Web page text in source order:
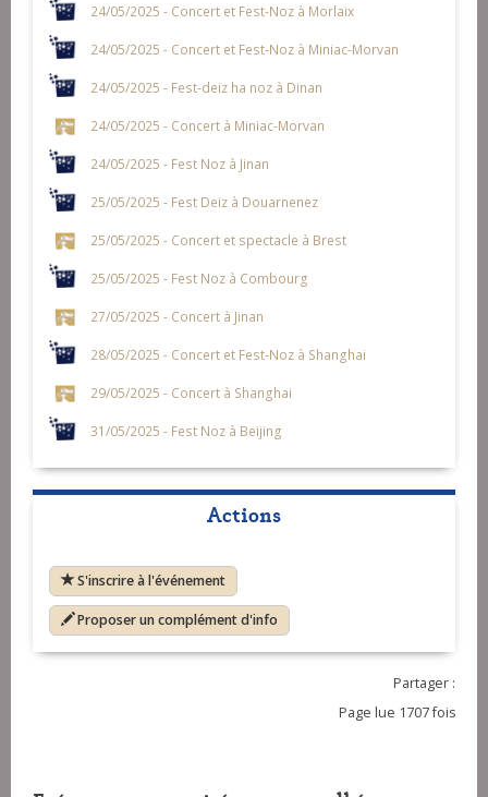
24/05/2025 - Concert et Fest-Noz à Morlaix
24/05/2025 - Concert et Fest-Noz à Miniac-Morvan
24/05/2025 - Fest-deiz ha noz à Dinan
24/05/2025 - Concert à Miniac-Morvan
24/05/2025 - Fest Noz à Jinan
25/05/2025 - Fest Deiz à Douarnenez
25/05/2025 - Concert et spectacle à Brest
25/05/2025 - Fest Noz à Combourg
27/05/2025 - Concert à Jinan
28/05/2025 - Concert et Fest-Noz à Shanghai
29/05/2025 - Concert à Shanghai
31/05/2025 - Fest Noz à Beijing
Actions
S'inscrire à l'événement
Proposer un complément d'info
Partager :
Page lue 1707 fois